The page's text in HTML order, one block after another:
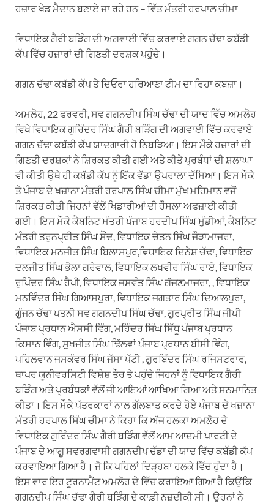
ਹਜ਼ਾਰ ਖੇਡ ਮੈਦਾਨ ਬਣਾਏ ਜਾ ਰਹੇ ਹਨ – ਵਿੱਤ ਮੰਤਰੀ ਹਰਪਾਲ ਚੀਮਾ
ਵਿਧਾਇਕ ਗੈਰੀ ਬੜਿੰਗ ਦੀ ਅਗਵਾਈ ਵਿੱਚ ਕਰਵਾਏ ਗਗਨ ਚੱਢਾ ਕਬੱਡੀ
ਕੱਪ ਵਿੱਚ ਹਜ਼ਾਰਾਂ ਦੀ ਗਿਣਤੀ ਦਰਸ਼ਕ ਪਹੁੰਚੇ।
ਗਗਨ ਚੱਢਾ ਕਬੱਡੀ ਕੱਪ ਤੇ ਦਿਓਰਾ ਹਰਿਆਣਾ ਟੀਮ ਦਾ ਰਿਹਾ ਕਬਜ਼ਾ।
ਅਮਲੋਹ, 22 ਫਰਵਰੀ, ਸਵ ਗਗਨਦੀਪ ਸਿੰਘ ਚੱਢਾ ਦੀ ਯਾਦ ਵਿੱਚ ਅਮਲੋਹ
ਵਿਖੇ ਵਿਧਾਇਕ ਗੁਰਿੰਦਰ ਸਿੰਘ ਗੈਰੀ ਬੜਿੰਗ ਦੀ ਅਗਵਾਈ ਵਿੱਚ ਕਰਵਾਏ
ਗਗਨ ਚੱਢਾ ਕਬੱਡੀ ਕੱਪ ਯਾਦਗਾਰੀ ਹੋ ਨਿਬੜਿਆ। ਇਸ ਮੌਕੇ ਹਜ਼ਾਰਾਂ ਦੀ
ਗਿਣਤੀ ਦਰਸ਼ਕਾਂ ਨੇ ਸ਼ਿਰਕਤ ਕੀਤੀ ਗਈ ਅਤੇ ਕੀਤੇ ਪ੍ਰਬੰਧਾਂ ਦੀ ਸ਼ਲਾਘਾ
ਵੀ ਕੀਤੀ ਉਥੇ ਹੀ ਕਬੱਡੀ ਕੱਪ ਨੂੰ ਇੱਕ ਵੱਡਾ ਉਪਰਾਲਾ ਦੱਸਿਆ। ਇਸ ਮੌਕੇ
ਤੇ ਪੰਜਾਬ ਦੇ ਖਜ਼ਾਨਾ ਮੰਤਰੀ ਹਰਪਾਲ ਸਿੰਘ ਚੀਮਾ ਮੁੱਖ ਮਹਿਮਾਨ ਵਜੋਂ
ਸ਼ਿਰਕਤ ਕੀਤੀ ਜਿਹਨਾਂ ਵੱਲੋਂ ਖਿਡਾਰੀਆਂ ਦੀ ਹੌਸਲਾ ਅਫਜ਼ਾਈ ਕੀਤੀ
ਗਈ‌। ਇਸ ਮੌਕੇ ਕੈਬਨਿਟ ਮੰਤਰੀ ਪੰਜਾਬ ਹਰਦੀਪ ਸਿੰਘ ਮੁੰਡੀਆਂ, ਕੈਬਨਿਟ
ਮੰਤਰੀ ਤਰੁਨਪ੍ਰੀਤ ਸਿੰਘ ਸੌਂਦ, ਵਿਧਾਇਕ ਚੇਤਨ ਸਿੰਘ ਜੌੜਾਮਾਜਰਾ,
ਵਿਧਾਇਕ ਮਨਜੀਤ ਸਿੰਘ ਬਿਲਾਸਪੁਰ,ਵਿਧਾਇਕ ਦਿਨੇਸ਼ ਚੱਢਾ, ਵਿਧਾਇਕ
ਦਲਜੀਤ ਸਿੰਘ ਭੋਲਾ ਗਰੇਵਾਲ, ਵਿਧਾਇਕ ਲਖਵੀਰ ਸਿੰਘ ਰਾਏ, ਵਿਧਾਇਕ
ਰੁਪਿੰਦਰ ਸਿੰਘ ਹੈਪੀ, ਵਿਧਾਇਕ ਜਸਵੰਤ ਸਿੰਘ ਗੱਜਣਮਾਜਰਾ, , ਵਿਧਾਇਕ
ਮਨਵਿੰਦਰ ਸਿੰਘ ਗਿਆਸਪੁਰਾ, ਵਿਧਾਇਕ ਜਗਤਾਰ ਸਿੰਘ ਦਿਆਲਪੁਰਾ,
ਗੁੰਜਨ ਚੱਢਾ ਪਤਨੀ ਸਵ ਗਗਨਦੀਪ ਸਿੰਘ ਚੱਢਾ, ਗੁਰਪ੍ਰੀਤ ਸਿੰਘ ਜੀਪੀ
ਪੰਜਾਬ ਪ੍ਰਧਾਨ ਐਸਸੀ ਵਿੰਗ, ਮਹਿੰਦਰ ਸਿੰਘ ਸਿੱਧੂ ਪੰਜਾਬ ਪ੍ਰਧਾਨ
ਕਿਸਾਨ ਵਿੰਗ, ਸੁਖਜੀਤ ਸਿੰਘ ਢਿੱਲਵਾਂ ਪੰਜਾਬ ਪ੍ਰਧਾਨ ਬੀਸੀ ਵਿੰਗ,
ਪਹਿਲਵਾਨ ਜਸਕੰਵਰ ਸਿੰਘ ਜੱਸਾ ਪੱਟੀ , ਗੁਰਬਿੰਦਰ ਸਿੰਘ ਰਜਿਸਟਰਾਰ,
ਥਾਪਰ ਯੂਨੀਵਰਸਿਟੀ ਵਿਸ਼ੇਸ਼ ਤੌਰ ਤੇ ਪਹੁੰਚੇ ਜਿਹਨਾਂ ਨੂੰ ਵਿਧਾਇਕ ਗੈਰੀ
ਬੜਿੰਗ ਅਤੇ ਪ੍ਰਬੰਧਕਾਂ ਵੱਲੋਂ ਜੀ ਆਇਆਂ ਆਖਿਆ ਗਿਆ ਅਤੇ ਸਨਮਾਨਿਤ
ਕੀਤਾ। ਇਸ ਮੌਕੇ ਪੱਤਰਕਾਰਾਂ ਨਾਲ ਗੱਲਬਾਤ ਕਰਦੇ ਹੋਏ ਪੰਜਾਬ ਦੇ ਖਜ਼ਾਨਾ
ਮੰਤਰੀ ਹਰਪਾਲ ਸਿੰਘ ਚੀਮਾ ਨੇ ਕਿਹਾ ਕਿ ਅੱਜ ਹਲਕਾ ਅਮਲੋਹ ਦੇ
ਵਿਧਾਇਕ ਗੁਰਿੰਦਰ ਸਿੰਘ ਗੈਰੀ ਬੜਿੰਗ ਵੱਲੋਂ ਆਮ ਆਦਮੀ ਪਾਰਟੀ ਦੇ
ਪੰਜਾਬ ਦੇ ਆਗੂ ਸਵਰਗਵਾਸੀ ਗਗਨਦੀਪ ਚੱਡਾ ਦੀ ਯਾਦ ਵਿੱਚ ਕਬੱਡੀ ਕੱਪ
ਕਰਵਾਇਆ ਗਿਆ ਹੈ। ਜੋ ਕਿ ਪਹਿਲਾਂ ਦਿੜ੍ਹਬਾ ਹਲਕੇ ਵਿੱਚ ਹੁੰਦਾ ਹੈ।
ਇਸ ਵਾਰ ਇਹ ਟੂਰਨਾਮੈਂਟ ਅਮਲੋਹ ਦੇ ਵਿੱਚ ਕਰਾਇਆ ਗਿਆ ਹੈ ਕਿਉਂਕਿ
ਗਗਨਦੀਪ ਸਿੰਘ ਚੱਢਾ ਗੈਰੀ ਬੜਿੰਗ ਦੇ ਕਾਫ਼ੀ ਨਜ਼ਦੀਕੀ ਸੀ। ਉਹਨਾਂ ਨੇ